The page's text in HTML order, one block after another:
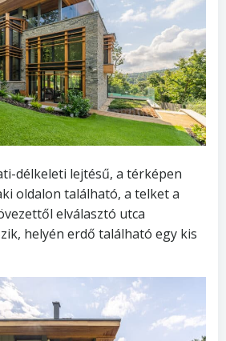
délkeleti lejtésű, a térképen
oldalon található, a telket a
elválasztó utca
helyén erdő található egy kis